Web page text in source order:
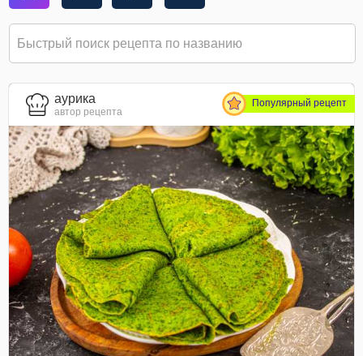
aурика
автор рецепта
Популярный рецепт